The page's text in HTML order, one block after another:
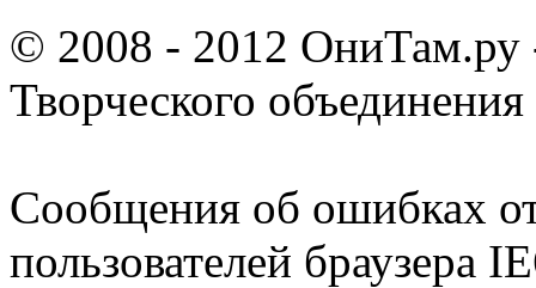
© 2008 - 2012
Творческого
Сообщения об ошибках
пользователей браузера